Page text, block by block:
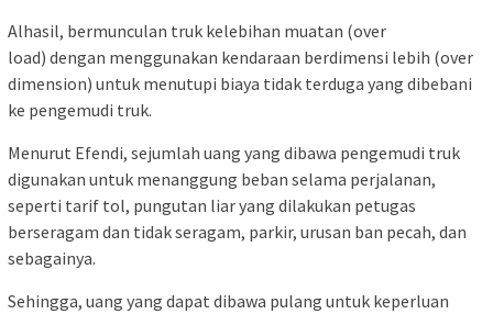
Alhasil, bermunculan truk kelebihan muatan (over
load) dengan menggunakan kendaraan berdimensi lebih (over
dimension) untuk menutupi biaya tidak terduga yang dibebani
ke pengemudi truk.
Menurut Efendi, sejumlah uang yang dibawa pengemudi truk
digunakan untuk menanggung beban selama perjalanan,
seperti tarif tol, pungutan liar yang dilakukan petugas
berseragam dan tidak seragam, parkir, urusan ban pecah, dan
sebagainya.
Sehingga, uang yang dapat dibawa pulang untuk keperluan